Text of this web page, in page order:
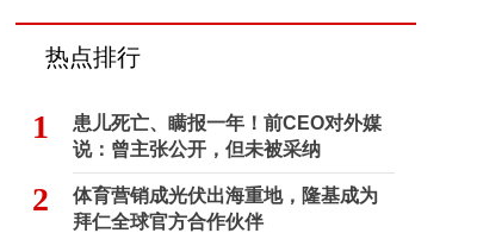
热点排行
1
患儿死亡、瞒报一年！前CEO对外媒
说：曾主张公开，但未被采纳
2
体育营销成光伏出海重地，隆基成为
拜仁全球官方合作伙伴